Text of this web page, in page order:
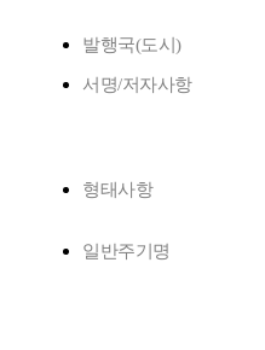
발행국(도시)
서명/저자사항
형태사항
일반주기명